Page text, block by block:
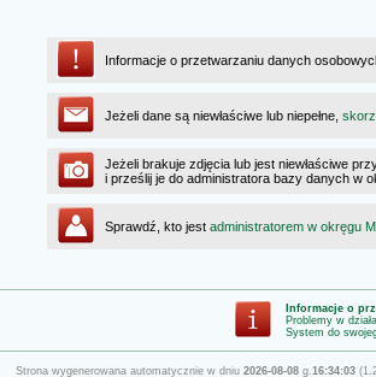
Informacje o przetwarzaniu danych
Jeżeli dane są niewłaściwe lub niepełne,
Jeżeli brakuje zdjęcia lub jest niewłaściwe
i prześlij je do administratora bazy danych w
Sprawdź, kto jest administratorem w okręgu
Informacje o
Problemy w
System do
Strona wygenerowana automatycznie w dniu 2026-08-08 g.16:34:03